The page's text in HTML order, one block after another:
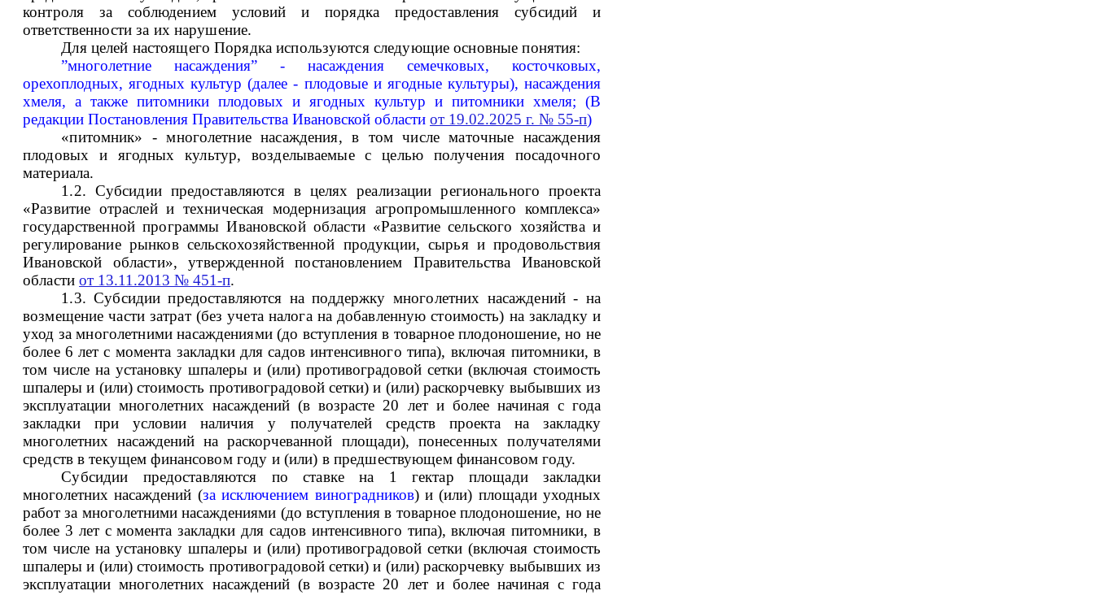
контроля
за соблюдением условий и порядка предоставления субсидий и
ответственности за их нарушение.
Для целей настоящего Порядка используются следующие основные понятия:
”многолетние насаждения” - насаждения семечковых, косточковых,
орехоплодных, ягодных культур (далее - плодовые и ягодные культуры), насаждения
хмеля, а также питомники плодовых и ягодных культур и питомники хмеля; (В
редакции Постановления Правительства Ивановской области от 19.02.2025 г. № 55-п)
«питомник» - многолетние насаждения, в том числе маточные насаждения
плодовых и ягодных культур, возделываемые с целью получения посадочного
материала.
1.2. Субсидии предоставляются в целях реализации регионального проекта
«Развитие отраслей и техническая модернизация агропромышленного комплекса»
государственной программы Ивановской области «Развитие сельского хозяйства и
регулирование рынков сельскохозяйственной продукции, сырья и продовольствия
Ивановской области», утвержденной постановлением Правительства Ивановской
областиот 13.11.2013 № 451-п.
1.3. Субсидии предоставляются на поддержку многолетних насаждений - на
возмещение части затрат (без учета налога на добавленную стоимость) на закладку и
уход за многолетними насаждениями (до вступления в товарное плодоношение, но не
более 6 лет с момента закладки для садов интенсивного типа), включая питомники, в
том числе на установку шпалеры и (или) противоградовой сетки (включая стоимость
шпалеры и (или) стоимость противоградовой сетки) и (или) раскорчевку выбывших из
эксплуатации многолетних насаждений (в возрасте 20 лет и более начиная с года
закладки при условии наличия у получателей средств проекта на закладку
многолетних насаждений на раскорчеванной площади), понесенных получателями
средств в текущем финансовом году и (или) в предшествующем финансовом году.
Субсидии предоставляются по ставке на 1 гектар площади закладки
многолетних насаждений (за исключением виноградников) и (или) площади уходных
работ за многолетними насаждениями (до вступления в товарное плодоношение, но не
более 3 лет с момента закладки для садов интенсивного типа), включая питомники, в
том числе на установку шпалеры и (или) противоградовой сетки (включая стоимость
шпалеры и (или) стоимость противоградовой сетки) и (или) раскорчевку выбывших из
эксплуатации многолетних насаждений (в возрасте 20 лет и более начиная с года